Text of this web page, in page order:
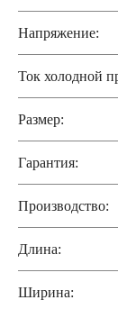
Напряжение:
Ток холодной
Размер:
Гарантия:
Производство:
Длина:
Ширина: